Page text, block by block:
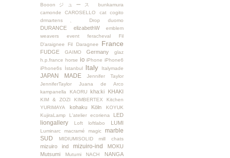
Booonジュース
bunkamura
camonde
CAROSELLO cat
cogito
drmartens、
Drop duomo
DURANCE elizabethW
emblem
weavers
event feracheval
Fil
D'araignee
Fil Daragnee France
FUDGE GAIMO Germany
glaz
h.p.france horse io iPhone iPhone6
iPhone6s
İstanbul Italy Italymade
JAPAN MADE
Jennifer Taylor
JenniferTaylor
Juana de Arco
kampanella
KAORU kha:ki KHAKI
KIM & ZOZI KIMBERTEX
Kitchen
YURIMAYA
kohaku Köln
KOYUK
KujiraLamp
L'atelier ecoriena LED
liongallery Loft loftlabo LUMI
Luminarc macramé magic
marble
SUD
MIDIUMISOLID mill chats
mizuiro ind mizuiro-ind
MOKU
Mutsumi
Mutumi NACH
NANGA